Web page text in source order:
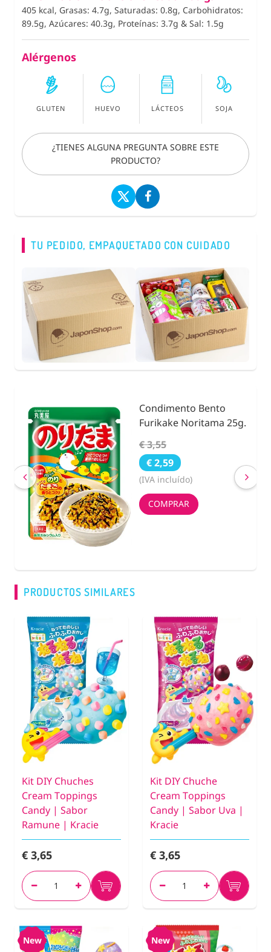
405 kcal, Grasas: 4.7g, Saturadas: 0.8g, Carbohidratos:
89.5g, Azúcares: 40.3g, Proteínas: 3.7g & Sal: 1.5g
Alérgenos
GLUTEN HUEVO LÁCTEOS SOJA
¿TIENES ALGUNA PREGUNTA SOBRE ESTE
PRODUCTO?
TU PEDIDO, EMPAQUETADO CON CUIDADO
Condimento Bento
Furikake Noritama 25g.
€ 3,55
€ 2,59
(IVA incluído)
COMPRAR
PRODUCTOS SIMILARES
Kit DIY Chuches
Cream Toppings
Candy | Sabor
Ramune | Kracie
€ 3,65
Kit DIY Chuche
Cream Toppings
Candy | Sabor Uva |
Kracie
€ 3,65
New New